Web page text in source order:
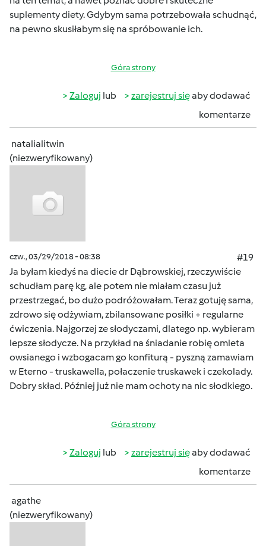
suplementy diety. Gdybym sama potrzebowała schudnąć,
na pewno skusiłabym się na spróbowanie ich.
Góra strony
Zaloguj lub zarejestruj sięaby dodawać
komentarze
natalialitwin
(niezweryfikowany)
czw., 03/29/2018 - 08:38
#19
Ja byłam kiedyś na diecie dr Dąbrowskiej, rzeczywiście
schudłam parę kg, ale potem nie miałam czasu już
przestrzegać, bo dużo podróżowałam. Teraz gotuję sama,
zdrowo się odżywiam, zbilansowane posiłki + regularne
ćwiczenia. Najgorzej ze słodyczami, dlatego np. wybieram
lepsze słodycze. Na przykład na śniadanie robię omleta
owsianego i wzbogacam go konfiturą - pyszną zamawiam
w Eterno - truskawella, połaczenie truskawek i czekolady.
Dobry skład. Później już nie mam ochoty na nic słodkiego.
Góra strony
Zaloguj lub zarejestruj sięaby dodawać
komentarze
agathe
(niezweryfikowany)